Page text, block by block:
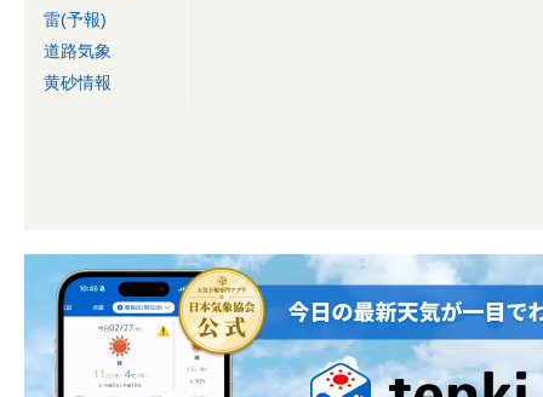
雷(予報)
道路気象
黄砂情報